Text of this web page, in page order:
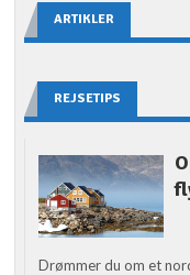
ARTIKLER
REJSETIPS
Drømmer du om et